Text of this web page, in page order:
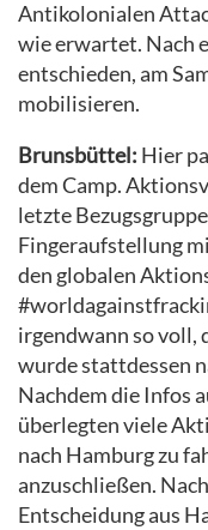
Antikolonialen
wie erwartet. Nach
entschieden, am
mobilisieren.
Brunsbüttel: Hier
dem Camp.
letzte
Fingeraufstellung
den globalen
irgendwann so voll,
wurde stattdessen
Nachdem die Infos
überlegten viele
nach Hamburg zu
anzuschließen.
Entscheidung aus